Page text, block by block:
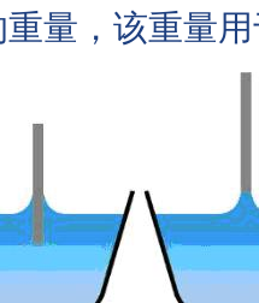
量，该重量